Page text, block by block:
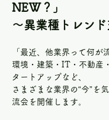
NEW？」
～異業種トレン
「最近、他業界って何が
環境・建築・IT・不動産
タートアップなど、
さまざまな業界の“今”を
流会を開催します。